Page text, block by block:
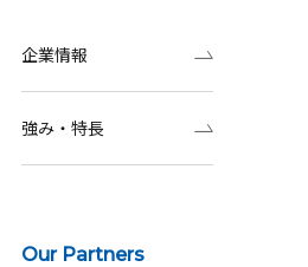
企業情報
強み・特長
Our Partners